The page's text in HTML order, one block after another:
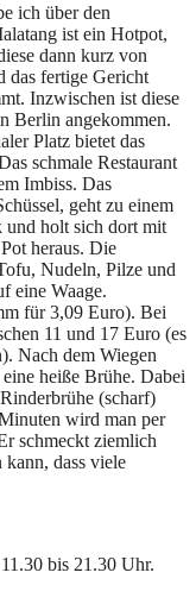
ich über den
ist ein Hotpot,
dann kurz von
das fertige Gericht
Inzwischen ist diese
Berlin angekommen.
Platz bietet das
schmale Restaurant
Imbiss. Das
geht zu einem
und holt sich dort mit
heraus. Die
Nudeln, Pilze und
eine Waage.
für 3,09 Euro). Bei
11 und 17 Euro (es
Nach dem Wiegen
heiße Brühe. Dabei
(scharf)
wird man per
schmeckt ziemlich
kann, dass viele
bis 21.30 Uhr.